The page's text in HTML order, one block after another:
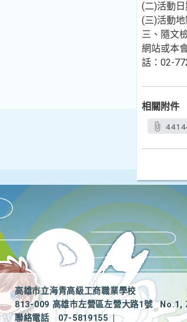
(二)活動
(三)活動
三、隨文
網站或本
話：02-
相關附件
高雄市立海青高級工商職業學校
813-009 高雄市左營區左營大路1號
No.1,
聯絡電話
07-5819155 |